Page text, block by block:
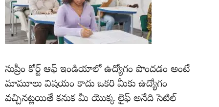
సుప్రీం కోర్ట్ ఆఫ్ ఇండియాలో ఉద్యోగం పొందడం అంటే
మామూలు విషయం కాదు ఒకరి మీకు ఉద్యోగం
వచ్చినట్లయితే కనుక మీ యొక్క లైఫ్ అనేది సెటిల్